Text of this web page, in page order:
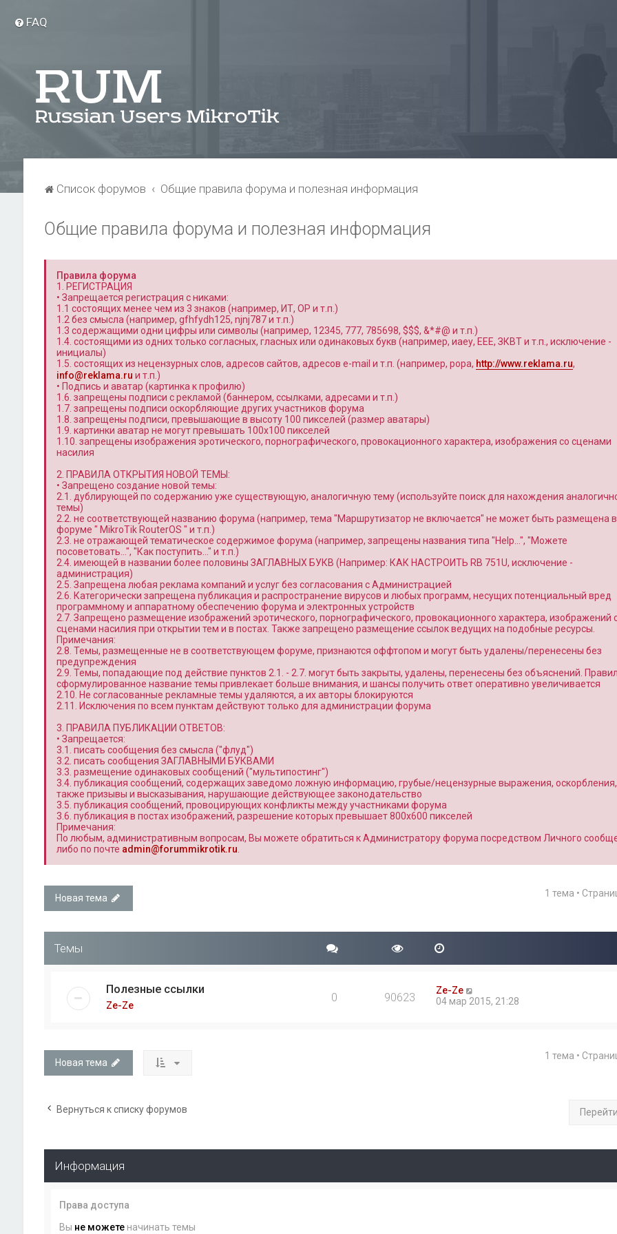
FAQ
Список форумов Общие правила форума и полезная информация
Общие правила форума и полезная информация
Правила форума
1. РЕГИСТРАЦИЯ
• Запрещается регистрация с никами:
1.1 состоящих менее чем из 3 знаков (например, ИТ, OP и т.п.)
1.2 без смысла (например, gfhfydh125, njnj787 и т.п.)
1.3 содержащими одни цифры или символы (например, 12345, 777, 785698, $$$, &*#@ и т.п.)
1.4. состоящими из одних только согласных, гласных или одинаковых букв (например, иаеу, ЕЕЕ, ЗКВТ и т.п., исключение -
инициалы)
1.5. состоящих из нецензурных слов, адресов сайтов, адресов e-mail и т.п. (например, popa, http://www.reklama.ru,
info@reklama.ru и т.п.)
• Подпись и аватар (картинка к профилю)
1.6. запрещены подписи с рекламой (баннером, ссылками, адресами и т.п.)
1.7. запрещены подписи оскорбляющие других участников форума
1.8. запрещены подписи, превышающие в высоту 100 пикселей (размер аватары)
1.9. картинки аватар не могут превышать 100x100 пикселей
1.10. запрещены изображения эротического, порнографического, провокационного характера, изображения со сценами
насилия
2. ПРАВИЛА ОТКРЫТИЯ НОВОЙ ТЕМЫ:
• Запрещено создание новой темы:
2.1. дублирующей по содержанию уже существующую, аналогичную тему (используйте поиск для нахождения
темы)
2.2. не соответствующей названию форума (например, тема "Маршрутизатор не включается" не может быть размещена в
форуме " MikroTik RouterOS " и т.п.)
2.3. не отражающей тематическое содержимое форума (например, запрещены названия типа "Help…", "Можете
посоветовать…", "Как поступить…" и т.п.)
2.4. имеющей в названии более половины ЗАГЛАВНЫХ БУКВ (Например: КАК НАСТРОИТЬ RB 751U, исключение -
администрация)
2.5. Запрещена любая реклама компаний и услуг без согласования с Администрацией
2.6. Категорически запрещена публикация и распространение вирусов и любых программ, несущих потенциальный вред
программному и аппаратному обеспечению форума и электронных устройств
2.7. Запрещено размещение изображений эротического, порнографического, провокационного характера, изображений
сценами насилия при открытии тем и в постах. Также запрещено размещение ссылок ведущих на подобные ресурсы.
Примечания:
2.8. Темы, размещенные не в соответствующем форуме, признаются оффтопом и могут быть удалены/перенесены без
предупреждения
2.9. Темы, попадающие под действие пунктов 2.1. - 2.7. могут быть закрыты, удалены, перенесены без объяснений.
сформулированное название темы привлекает больше внимания, и шансы получить ответ оперативно увеличивается
2.10. Не согласованные рекламные темы удаляются, а их авторы блокируются
2.11. Исключения по всем пунктам действуют только для администрации форума
3. ПРАВИЛА ПУБЛИКАЦИИ ОТВЕТОВ:
• Запрещается:
3.1. писать сообщения без смысла ("флуд")
3.2. писать сообщения ЗАГЛАВНЫМИ БУКВАМИ
3.3. размещение одинаковых сообщений ("мультипостинг")
3.4. публикация сообщений, содержащих заведомо ложную информацию, грубые/нецензурные выражения,
также призывы и высказывания, нарушающие действующее законодательство
3.5. публикация сообщений, провоцирующих конфликты между участниками форума
3.6. публикация в постах изображений, разрешение которых превышает 800x600 пикселей
Примечания:
По любым, административным вопросам, Вы можете обратиться к Администратору форума посредством Личного
либо по почте admin@forummikrotik.ru
Новая тема 1 тема •
Темы
Полезные ссылки
Ze-Ze
0 90623
Ze-Ze
04 мар 2015, 21:28
Новая тема
1 тема •
Вернуться к списку форумов Перейти
Информация
Права доступа
Вы не можетеначинать темы